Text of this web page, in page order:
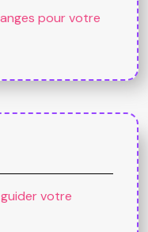
anges pour votre
guider votre